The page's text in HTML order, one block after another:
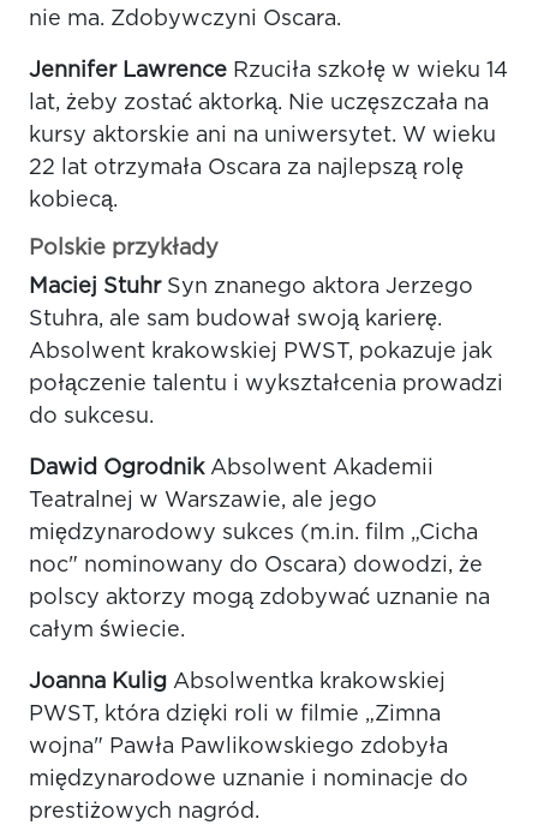
nie ma. Zdobywczyni Oscara.
Jennifer Lawrence Rzuciła szkołę w wieku 14
lat, żeby zostać aktorką. Nie uczęszczała na
kursy aktorskie ani na uniwersytet. W wieku
22 lat otrzymała Oscara za najlepszą rolę
kobiecą.
Polskie przykłady
Maciej StuhrSyn znanego aktora Jerzego
Stuhra, ale sam budował swoją karierę.
Absolwent krakowskiej PWST, pokazuje jak
połączenie talentu i wykształcenia prowadzi
do sukcesu.
Dawid OgrodnikAbsolwent Akademii
Teatralnej w Warszawie, ale jego
międzynarodowy sukces (m.in. film „Cicha
noc" nominowany do Oscara) dowodzi, że
polscy aktorzy mogą zdobywać uznanie na
całym świecie.
Joanna Kulig Absolwentka krakowskiej
PWST, która dzięki roli w filmie „Zimna
wojna" Pawła Pawlikowskiego zdobyła
międzynarodowe uznanie i nominacje do
prestiżowych nagród.